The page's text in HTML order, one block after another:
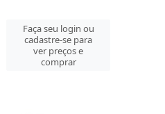
Faça seu login ou
cadastre-se para
ver preços e
comprar